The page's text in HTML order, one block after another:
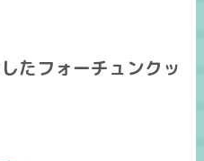
たフォーチュンクッ